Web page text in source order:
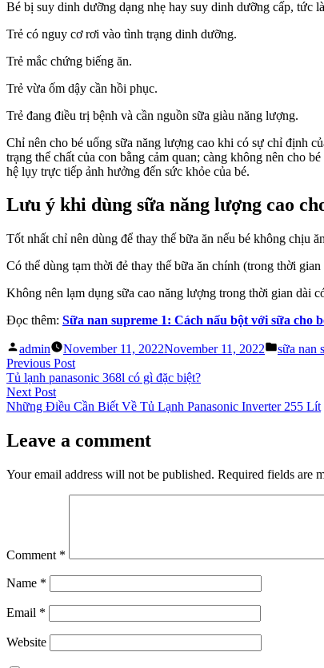
Bé bị suy dinh dưỡng dạng nhẹ hay suy dinh dưỡng cấp, tức
Trẻ có nguy cơ rơi vào tình trạng dinh dưỡng.
Trẻ mắc chứng biếng ăn.
Trẻ vừa ốm dậy cần hồi phục.
Trẻ đang điều trị bệnh và cần nguồn sữa giàu năng lượng.
Chỉ nên cho bé uống sữa năng lượng cao khi có sự chỉ định
trạng thể chất của con bằng cảm quan; càng không nên cho
hệ lụy trực tiếp ảnh hưởng đến sức khỏe của bé.
Lưu ý khi dùng sữa năng lượng cao
Tốt nhất chỉ nên dùng để thay thế bữa ăn nếu bé không chịu
Có thể dùng tạm thời đẻ thay thế bữa ăn chính (trong thời
Không nên lạm dụng sữa cao năng lượng trong thời gian dài
Đọc thêm: Sữa nan supreme 1: Cách nấu bột với sữa cho
Posted
by
admin November 11, 2022November 11, 2022
Posted
sữa nan
Post
navigation
Previous PostPrevious
post:
Tủ lạnh panasonic 368l có gì đặc biệt?
Next PostNext
post:
Những Điều Cần Biết Về Tủ Lạnh Panasonic Inverter 255 Lít
Leave a comment
Your email address will not be published. Required fields are
Comment *
Name *
Email *
Website